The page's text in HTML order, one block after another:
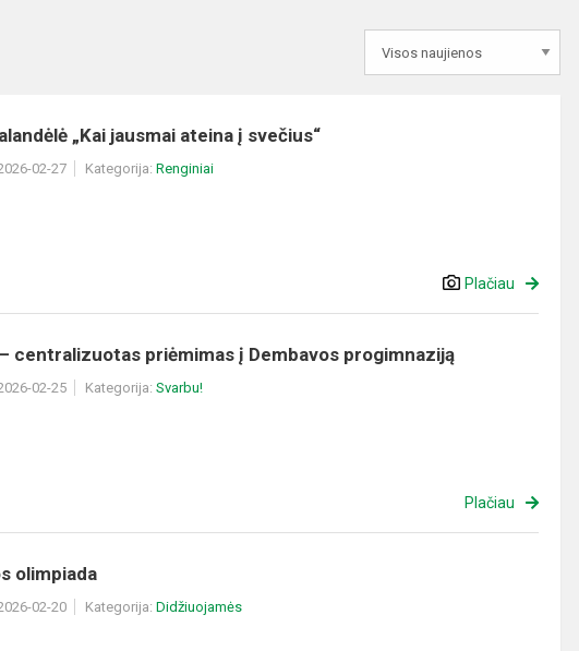
„Kai jausmai ateina į svečius“
02-27 Kategorija: Renginiai
Plačiau
centralizuotas priėmimas į Dembavos progimnaziją
02-25 Kategorija: Svarbu!
Plačiau
olimpiada
02-20 Kategorija: Didžiuojamės